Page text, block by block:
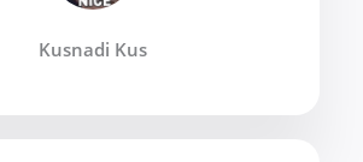
Kusnadi Kus